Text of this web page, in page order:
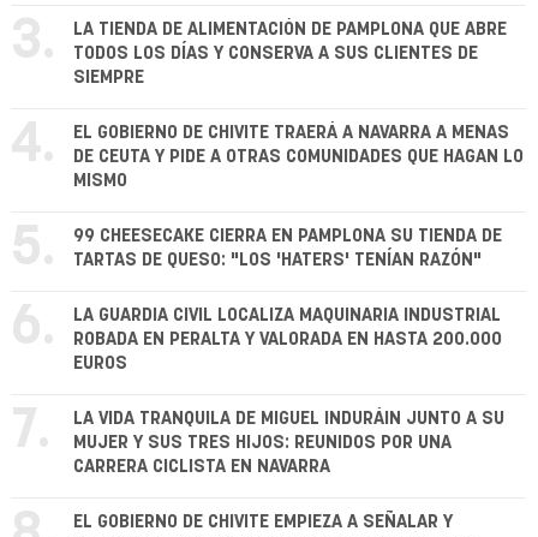
3.
LA TIENDA DE ALIMENTACIÓN DE PAMPLONA QUE ABRE
TODOS LOS DÍAS Y CONSERVA A SUS CLIENTES DE
SIEMPRE
4.
EL GOBIERNO DE CHIVITE TRAERÁ A NAVARRA A MENAS
DE CEUTA Y PIDE A OTRAS COMUNIDADES QUE HAGAN LO
MISMO
5.
99 CHEESECAKE CIERRA EN PAMPLONA SU TIENDA DE
TARTAS DE QUESO: "LOS 'HATERS' TENÍAN RAZÓN"
6.
LA GUARDIA CIVIL LOCALIZA MAQUINARIA INDUSTRIAL
ROBADA EN PERALTA Y VALORADA EN HASTA 200.000
EUROS
7.
LA VIDA TRANQUILA DE MIGUEL INDURÁIN JUNTO A SU
MUJER Y SUS TRES HIJOS: REUNIDOS POR UNA
CARRERA CICLISTA EN NAVARRA
EL GOBIERNO DE CHIVITE EMPIEZA A SEÑALAR Y